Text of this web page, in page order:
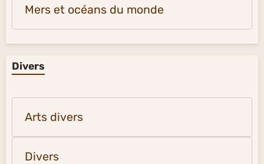
Mers et océans du monde
Divers
Arts divers
Divers